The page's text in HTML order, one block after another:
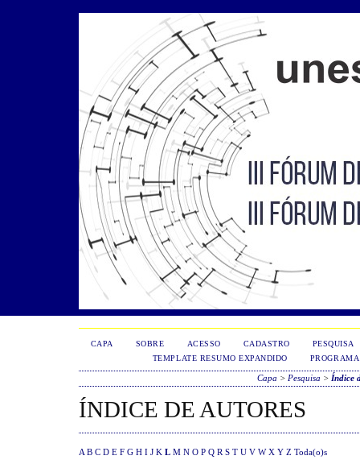
CAPA SOBRE ACESSO CADASTRO
PESQUISA
TEMPLATE RESUMO EXPANDIDO
PROGRAMA
Capa > Pesquisa > Índice
ÍNDICE DE AUTORES
A B C D E F G H I J K L M N O P Q R S T U V W X Y Z Toda(o)s